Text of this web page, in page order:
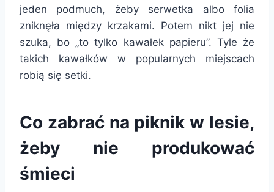
jeden podmuch, żeby serwetka albo folia
zniknęła między krzakami. Potem nikt jej nie
szuka, bo „to tylko kawałek papieru”. Tyle że
takich kawałków w popularnych miejscach
robią się setki.
Co zabrać na piknik w lesie,
żeby nie produkować
śmieci